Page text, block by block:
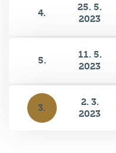
4.
25. 5.
2023
5.
11. 5.
2023
3.
2. 3.
2023